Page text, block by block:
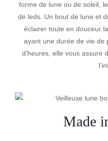
forme de lune ou de soleil,
de leds. Un bout de lune et
éclairer toute en douceur
ayant une durée de vie de
d’heures, elle vous
Made